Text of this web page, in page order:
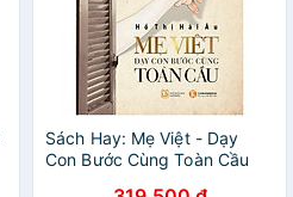
Sách Hay: Mẹ Việt - Dạy
Con Bước Cùng Toàn Cầu